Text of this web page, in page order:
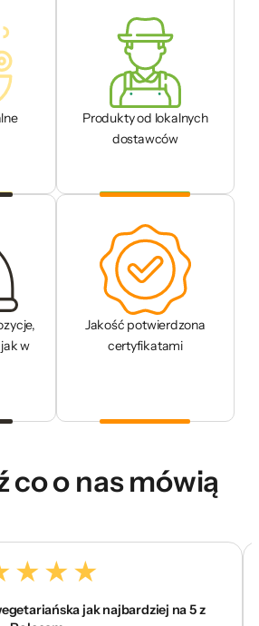
Produkty od lokalnych
dostawców
w
Jakość potwierdzona
certyfikatami
co o nas mówią
jak najbardziej na 5 z